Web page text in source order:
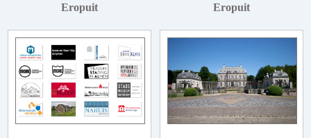
Eropuit Eropuit